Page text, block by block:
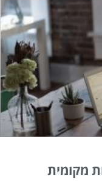
מקומית